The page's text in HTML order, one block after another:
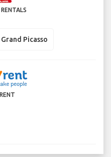
RENTALS
Picasso